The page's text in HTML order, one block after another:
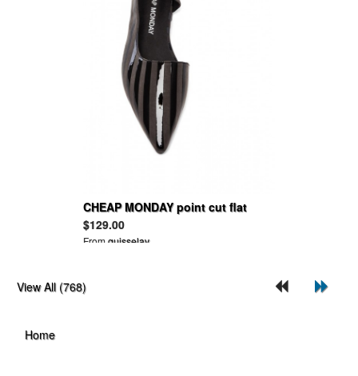
CHEAP MONDAY point cut flat
$129.00
Fromguisselav
View All (768)
Home